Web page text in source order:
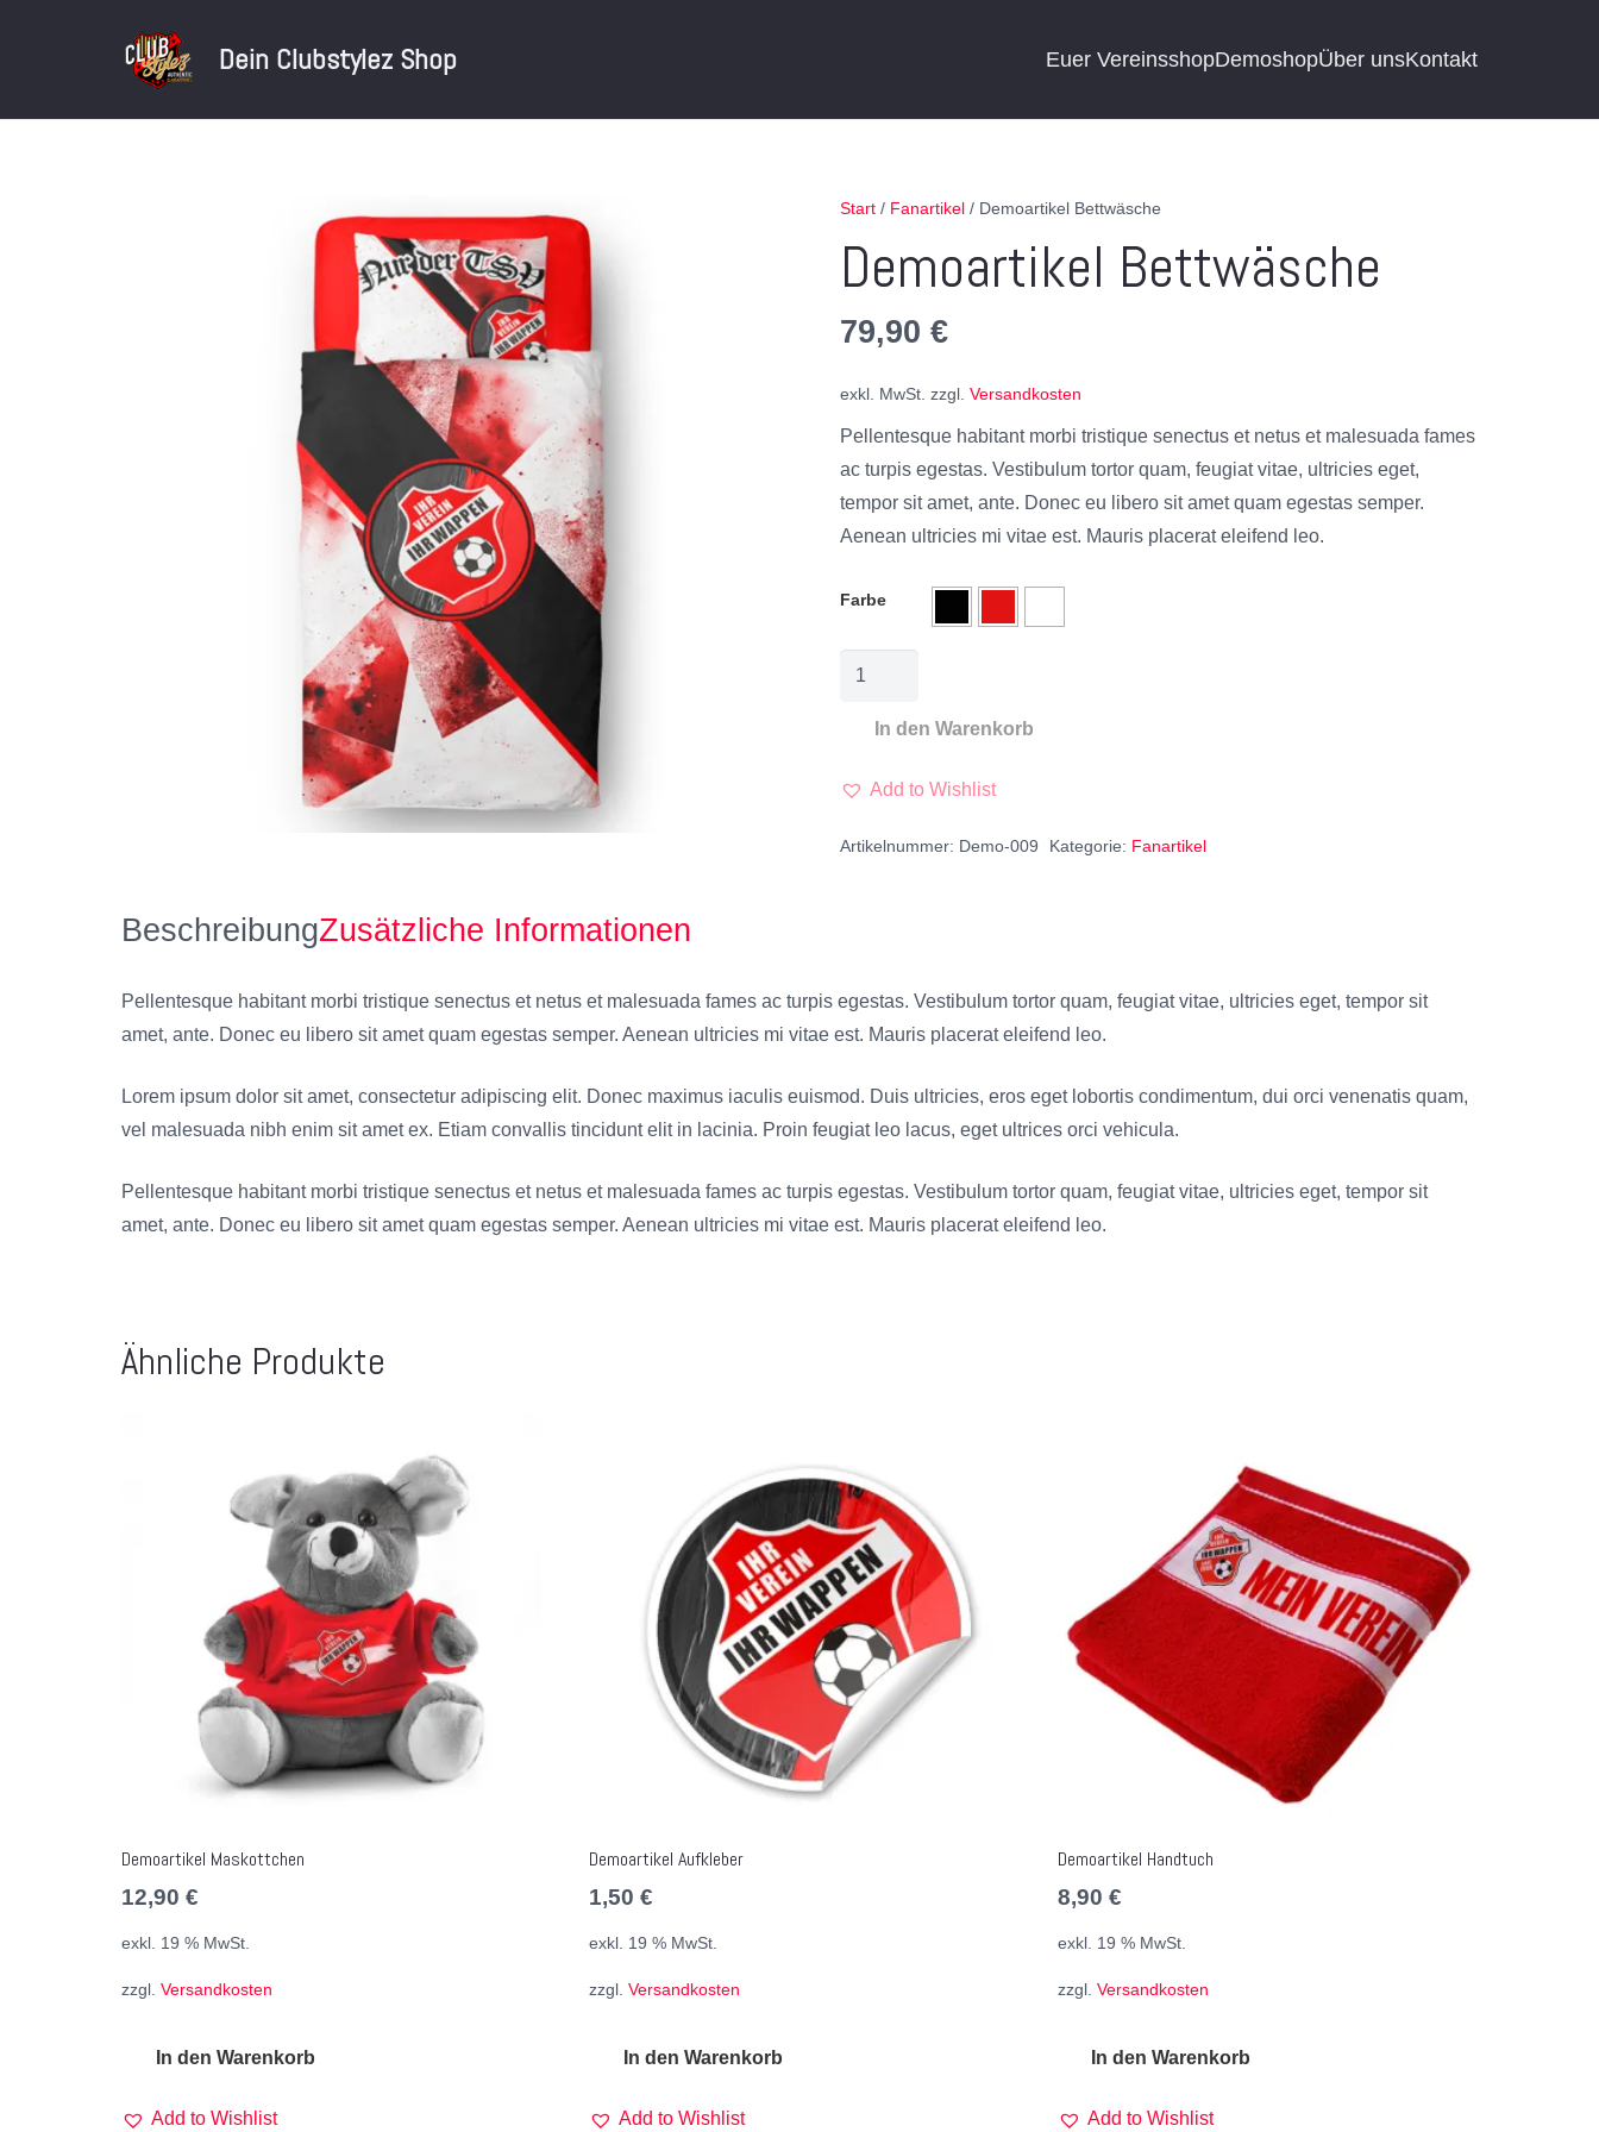
Dein Clubstylez Shop Euer VereinsshopDemoshopÜber unsKontakt
Start / Fanartikel / Demoartikel Bettwäsche
Demoartikel Bettwäsche
79,90€
exkl. MwSt. zzgl.Versandkosten
Pellentesque habitant morbi tristique senectus et netus et malesuada fames
ac turpis egestas. Vestibulum tortor quam, feugiat vitae, ultricies eget,
tempor sit amet, ante. Donec eu libero sit amet quam egestas semper.
Aenean ultricies mi vitae est. Mauris placerat eleifend leo.
Farbe
In den Warenkorb
Add to Wishlist
Artikelnummer: Demo-009 Kategorie: Fanartikel
BeschreibungZusätzliche Informationen
Pellentesque habitant morbi tristique senectus et netus et malesuada fames ac turpis egestas. Vestibulum tortor quam, feugiat vitae, ultricies eget, tempor sit
amet, ante. Donec eu libero sit amet quam egestas semper. Aenean ultricies mi vitae est. Mauris placerat eleifend leo.
Lorem ipsum dolor sit amet, consectetur adipiscing elit. Donec maximus iaculis euismod. Duis ultricies, eros eget lobortis condimentum, dui orci venenatis quam,
vel malesuada nibh enim sit amet ex. Etiam convallis tincidunt elit in lacinia. Proin feugiat leo lacus, eget ultrices orci vehicula.
Pellentesque habitant morbi tristique senectus et netus et malesuada fames ac turpis egestas. Vestibulum tortor quam, feugiat vitae, ultricies eget, tempor sit
amet, ante. Donec eu libero sit amet quam egestas semper. Aenean ultricies mi vitae est. Mauris placerat eleifend leo.
Ähnliche Produkte
Demoartikel Maskottchen
12,90 €
exkl. 19 % MwSt.
zzgl. Versandkosten
In den Warenkorb
Add to Wishlist
Demoartikel Aufkleber
1,50€
exkl. 19 % MwSt.
zzgl.Versandkosten
In den Warenkorb
Add to Wishlist
Demoartikel Handtuch
8,90 €
exkl. 19 % MwSt.
zzgl. Versandkosten
In den Warenkorb
Add to Wishlist